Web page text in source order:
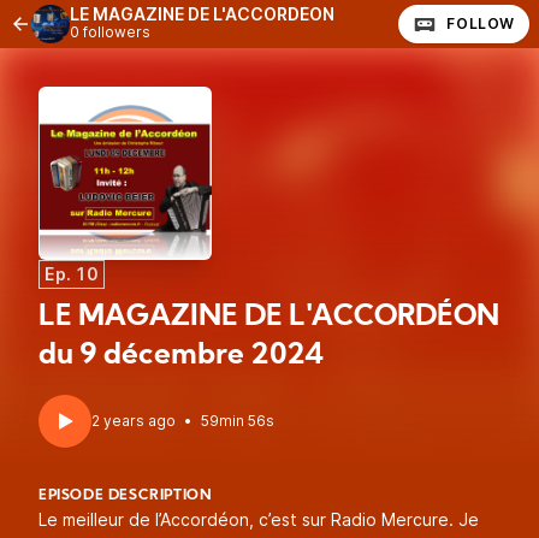
LE MAGAZINE DE L'ACCORDÉON
0 followers FOLLOW
Ep. 10
LE MAGAZINE DE L'ACCORDÉON
du 9 décembre 2024
2 years ago • 59min 56s
EPISODE DESCRIPTION
Le meilleur de l’Accordéon, c’est sur Radio Mercure. Je